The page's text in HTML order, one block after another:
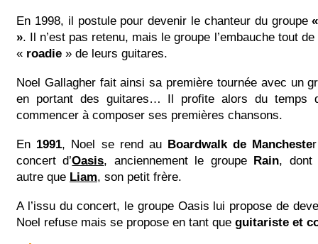
En 1998, il postule pour devenir le chanteur du groupe
». Il n’est pas retenu, mais le groupe l’embauche tout
« roadie » de leurs guitares.
Noel Gallagher fait ainsi sa première tournée avec un
en portant des guitares… Il profite alors du temps
commencer à composer ses premières chansons.
En 1991, Noel se rend auBoardwalk de Mancheste
concert d’Oasis, anciennement le groupe Rain, dont
autre que Liam, son petit frère.
A l’issu du concert, le groupe Oasis lui propose de
Noel refuse mais se propose en tant que guitariste et